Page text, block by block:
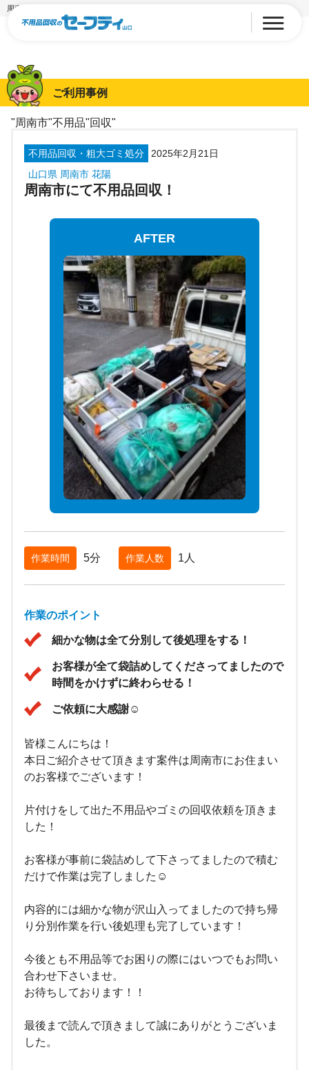
周南市にて不用品回収！
ご利用事例
"周南市"不用品"回収"
不用品回収・粗大ゴミ処分
2025年2月21日
山口県 周南市 花陽
周南市にて不用品回収！
AFTER
作業時間 5分 作業人数 1人
作業のポイント
細かな物は全て分別して後処理をする！
お客様が全て袋詰めしてくださってましたので
時間をかけずに終わらせる！
ご依頼に大感謝☺
皆様こんにちは！
本日ご紹介させて頂きます案件は周南市にお住まい
のお客様でございます！
片付けをして出た不用品やゴミの回収依頼を頂きま
した！
お客様が事前に袋詰めして下さってましたので積む
だけで作業は完了しました☺
内容的には細かな物が沢山入ってましたので持ち帰
り分別作業を行い後処理も完了しています！
今後とも不用品等でお困りの際にはいつでもお問い
合わせ下さいませ。
お待ちしております！！
最後まで読んで頂きまして誠にありがとうございま
した。